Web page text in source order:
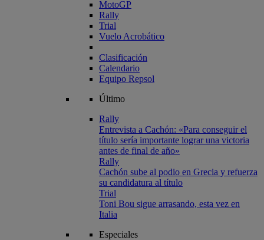
MotoGP
Rally
Trial
Vuelo Acrobático
Clasificación
Calendario
Equipo Repsol
Último
Rally
Entrevista a Cachón: «Para conseguir el
título sería importante lograr una victoria
antes de final de año»
Rally
Cachón sube al podio en Grecia y refuerza
su candidatura al título
Trial
Toni Bou sigue arrasando, esta vez en
Italia
Especiales